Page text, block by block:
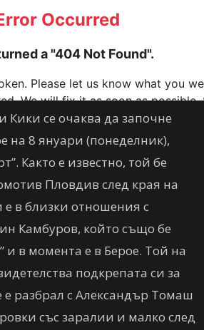
Кики се очаква да започне
на 8 януари (понеделник),
Както е известно, той бе
Пловдив след края на
е в близки отношения с
Камбуров, който също бе
и в момента е в Берое. Той на
подкрепата си за
е разбрал с Александър Томаш
със заралии и малко след